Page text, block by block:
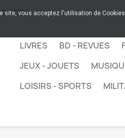
LIVRES BD - REVUES
JEUX - JOUETS
LOISIRS - SPORTS
site, vous acceptez l'utilisation de